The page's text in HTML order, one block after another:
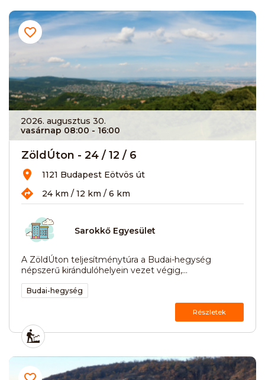
2026. augusztus 30.
vasárnap 08:00 - 16:00
ZöldÚton - 24 / 12 / 6
1121 Budapest Eötvös út
24 km / 12 km / 6 km
Sarokkő Egyesület
A ZöldÚton teljesítménytúra a Budai-hegység
népszerű kirándulóhelyein vezet végig,...
Budai-hegység
Részletek